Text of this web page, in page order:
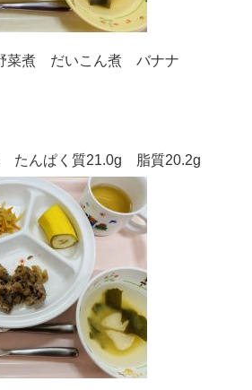
煮 だいこん煮 バナナ
たんぱく質21.0g 脂質20.2g